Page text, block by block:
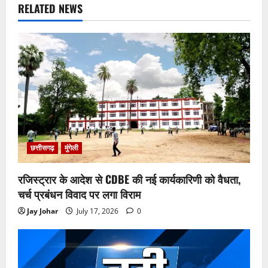
RELATED NEWS
छत्तीसगढ़ मुंगेली
रजिस्ट्रार के आदेश से CDBE की नई कार्यकारिणी को वैधता,
चर्च प्रबंधन विवाद पर लगा विराम
Jay Johar July 17, 2026 0